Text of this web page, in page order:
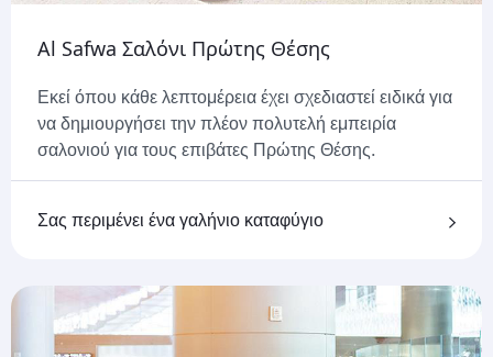
Al Safwa Σαλόνι Πρώτης Θέσης
Εκεί όπου κάθε λεπτομέρεια έχει σχεδιαστεί ειδικά για
να δημιουργήσει την πλέον πολυτελή εμπειρία
σαλονιού για τους επιβάτες Πρώτης Θέσης.
Σας περιμένει ένα γαλήνιο καταφύγιο